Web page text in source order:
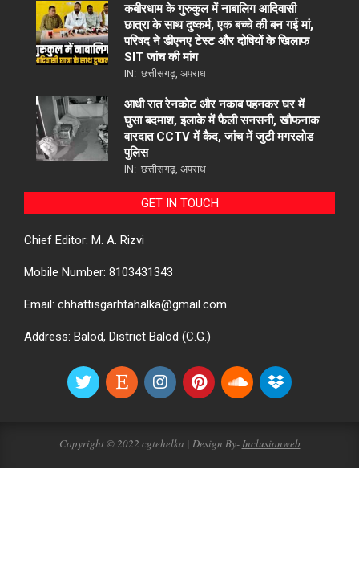
कबीरधाम के गुरुकुल में नाबालिग आदिवासी
छात्रा के साथ दुष्कर्म, एक बच्चे की बन गई मां,
परिषद ने डीएनए टेस्ट और दोषियों के खिलाफ
SIT जांच की मांग
IN: छत्तीसगढ़ अपराध
आधी रात रेनकोट और नकाब पहनकर घर में
घुसा बदमाश, इलाके में फैली सनसनी, खौफनाक
वारदात CCTV में कैद, जांच में जुटी मगरलोड
पुलिस
IN: छत्तीसगढ़ अपराध
GET IN TOUCH
Chief Editor: M. A. Rizvi
Mobile Number: 8103431343
Email: chhattisgarhtahalka@gmail.com
Address: Balod, District Balod (C.G.)
Copyright © 2022 cgtehelka | Design By-Inclusionweb